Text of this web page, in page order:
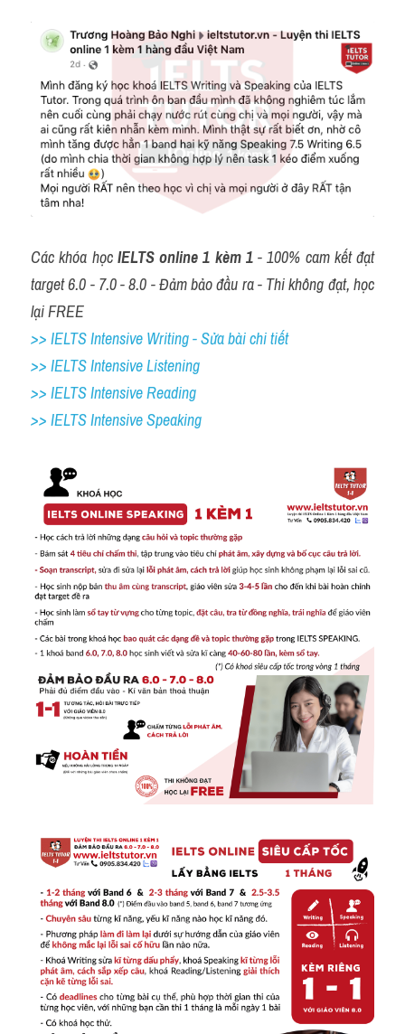
Các khóa học IELTS online 1 kèm 1 - 100% cam kết đạt
target 6.0 - 7.0 - 8.0 - Đảm bảo đầu ra - Thi không đạt, học
lại FREE
>> IELTS Intensive Writing - Sửa bài chi tiết
>> IELTS Intensive Listening
>> IELTS Intensive Reading
>> IELTS Intensive Speaking